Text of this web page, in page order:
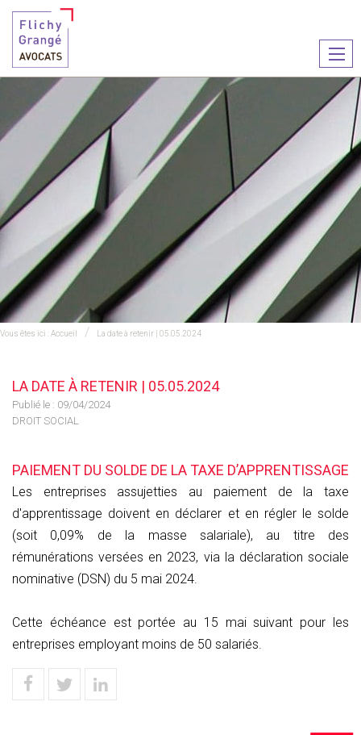
le
Vous êtes ici :Accueil La date à retenir | 05.05.2024
LA DATE À RETENIR | 05.05.2024
Publié le : 09/04/2024
DROIT SOCIAL
PAIEMENT DU SOLDE DE LA TAXE D’APPRENTISSAGE
Les entreprises assujetties au paiement de la taxe
d'apprentissage doivent en déclarer et en régler le solde
(soit 0,09% de la masse salariale), au titre des
rémunérations versées en 2023, via la déclaration sociale
nominative (DSN) du 5 mai 2024.
Cette échéance est portée au 15 mai suivant pour les
entreprises employant moins de 50 salariés.